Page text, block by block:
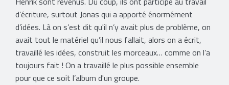
d’écriture, surtout Jonas qui a apporté énormément
d’idées. Là on s’est dit qu'il n’y avait plus de problème, on
avait tout le matériel qu’il nous fallait, alors on a écrit,
travaillé les idées, construit les morceaux… comme on l’a
toujours fait ! On a travaillé le plus possible ensemble
pour que ce soit l’album d'un groupe.